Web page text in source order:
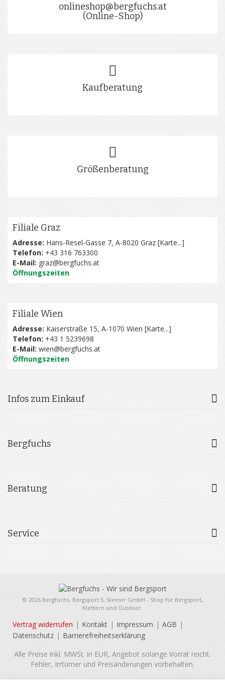
onlineshop@bergfuchs.at
(Online-Shop)
Kaufberatung
Größenberatung
Filiale Graz
Adresse: Hans-Resel-Gasse 7, A-8020 Graz [Karte...]
Telefon: +43 316 763300
E-Mail: graz@bergfuchs.at
Öffnungszeiten
Filiale Wien
Adresse: Kaiserstraße 15, A-1070 Wien [Karte...]
Telefon: +43 1 5239698
E-Mail: wien@bergfuchs.at
Öffnungszeiten
Infos zum Einkauf
Bergfuchs
Beratung
Service
© 2026 Bergfuchs, Bergsport S. Steiner GmbH - Shop für Bergsport,
Klettern und Outdoor.
Vertrag widerrufen Kontakt Impressum
AGB
Datenschutz
Barrierefreiheitserklärung
Alle Preise inkl. MWSt. in EUR, Angebot solange Vorrat reicht.
Fehler, Irrtümer und Preisänderungen vorbehalten.